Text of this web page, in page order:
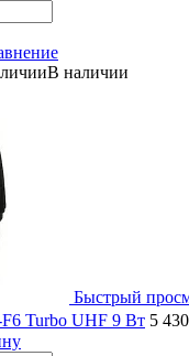
В наличии
Быстрый
Turbo UHF 9 Вт 5